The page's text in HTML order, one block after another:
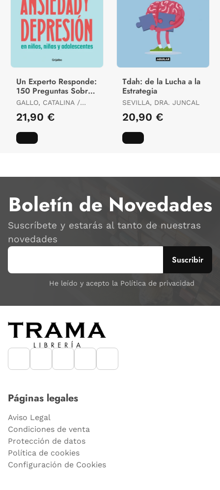
Un Experto Responde:
150 Preguntas Sobre
Ansiedad y Depresión
en Niños, Niñas y
GALLO, CATALINA /
21,90 €
Tdah: de la Lucha a la
Estrategia
SEVILLA, DRA. JUNCAL
20,90 €
Boletín de Novedades
Suscríbete y estarás al tanto de nuestras
novedades
He leído y acepto la Política de privacidad
Páginas legales
Aviso Legal
Condiciones de venta
Protección de datos
Política de cookies
Configuración de Cookies